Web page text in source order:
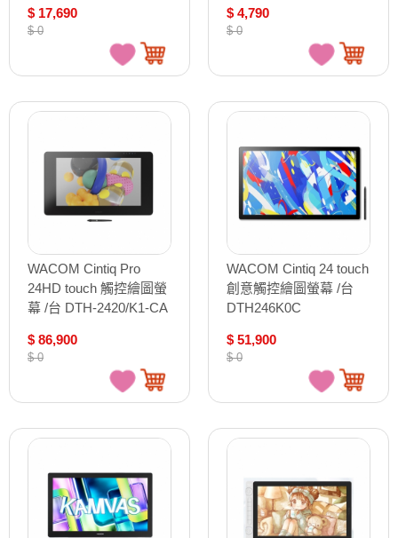
$ 17,690
$ 0
$ 4,790
$ 0
WACOM Cintiq Pro
24HD touch 觸控繪圖螢
幕 /台 DTH-2420/K1-CA
$ 86,900
$ 0
WACOM Cintiq 24 touch
創意觸控繪圖螢幕 /台
DTH246K0C
$ 51,900
$ 0